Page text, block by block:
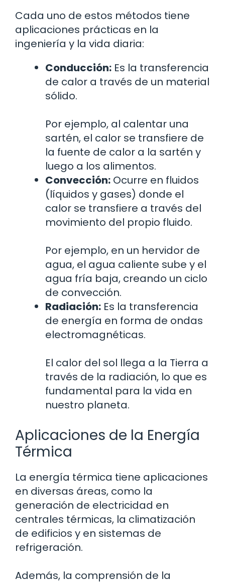
Cada uno de estos métodos tiene
aplicaciones prácticas en la
ingeniería y la vida diaria:
Conducción: Es la transferencia
de calor a través de un material
sólido.
Por ejemplo, al calentar una
sartén, el calor se transfiere de
la fuente de calor a la sartén y
luego a los alimentos.
Convección: Ocurre en fluidos
(líquidos y gases) donde el
calor se transfiere a través del
movimiento del propio fluido.
Por ejemplo, en un hervidor de
agua, el agua caliente sube y el
agua fría baja, creando un ciclo
de convección.
Radiación: Es la transferencia
de energía en forma de ondas
electromagnéticas.
El calor del sol llega a la Tierra a
través de la radiación, lo que es
fundamental para la vida en
nuestro planeta.
Aplicaciones de la Energía
Térmica
La energía térmica tiene aplicaciones
en diversas áreas, como la
generación de electricidad en
centrales térmicas, la climatización
de edificios y en sistemas de
refrigeración.
Además, la comprensión de la